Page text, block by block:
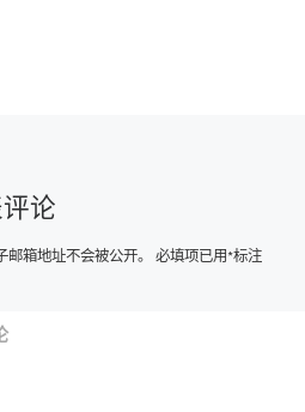
论
邮箱地址不会被公开。 必填项已用*标注